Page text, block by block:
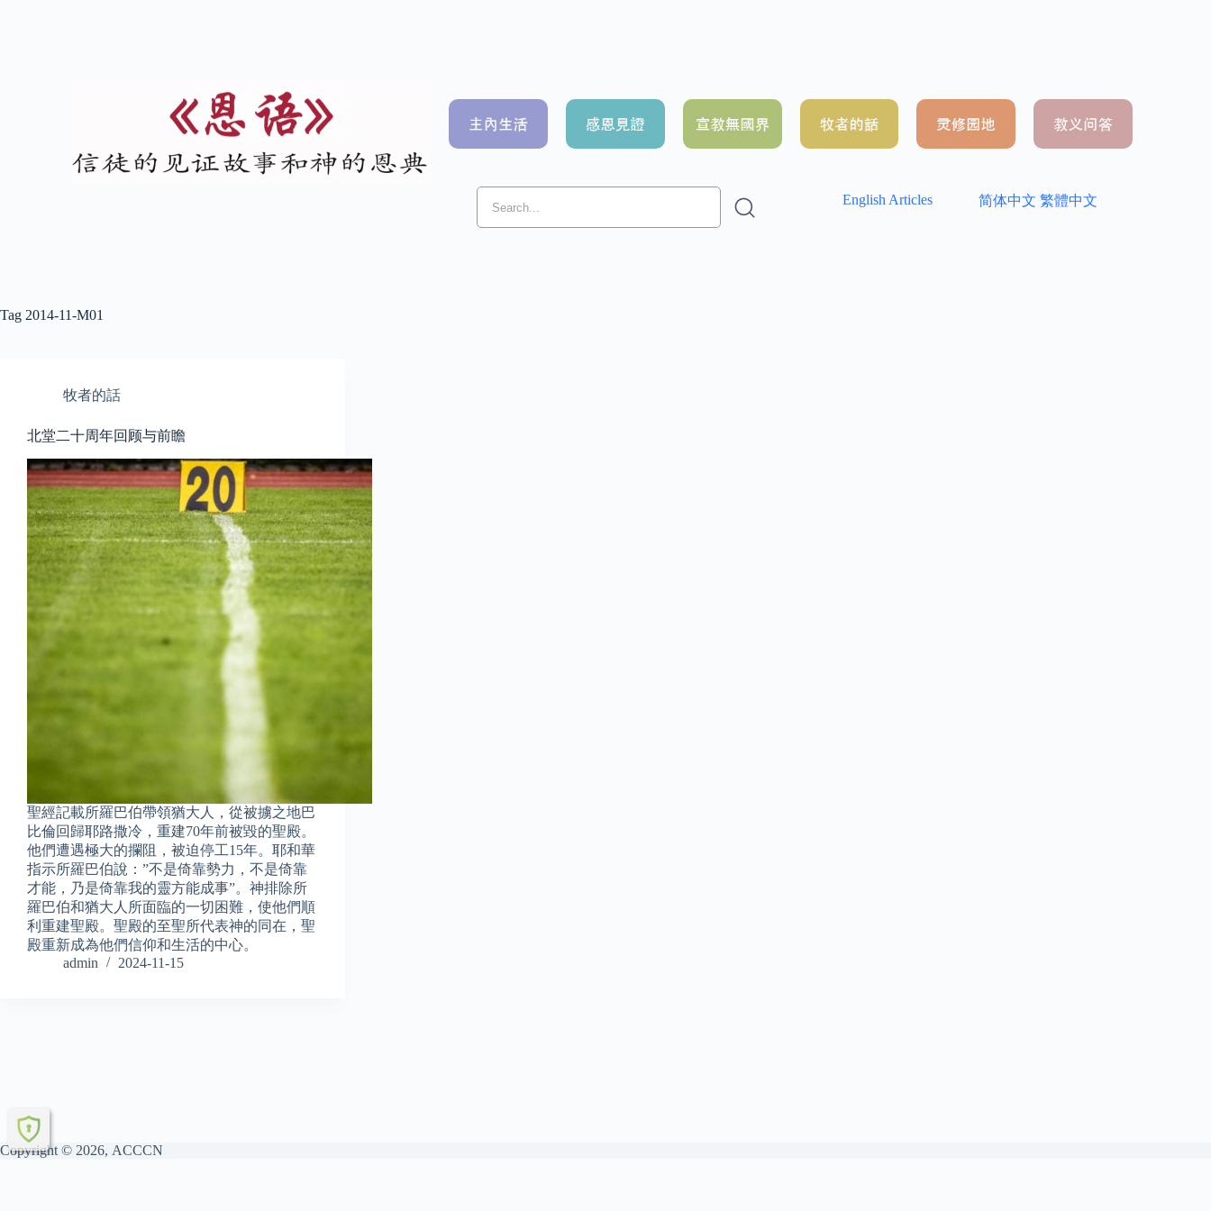
English Articles 简体中文 繁體中文
Tag 2014-11-M01
牧者的話
北堂二十周年回顾与前瞻
聖經記載所羅巴伯帶領猶大人，從被擄之地巴
比倫回歸耶路撒冷，重建70年前被毀的聖殿。
他們遭遇極大的攔阻，被迫停工15年。耶和華
指示所羅巴伯說：”不是倚靠勢力，不是倚靠
才能，乃是倚靠我的靈方能成事”。神排除所
羅巴伯和猶大人所面臨的一切困難，使他們順
利重建聖殿。聖殿的至聖所代表神的同在，聖
殿重新成為他們信仰和生活的中心。
admin
2024-11-15
Copyright © 2026, ACCCN